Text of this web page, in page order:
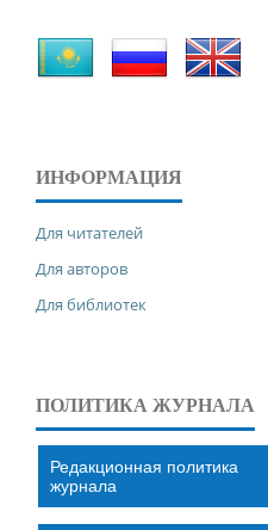
ИНФОРМАЦИЯ
Для читателей
Для авторов
Для библиотек
ПОЛИТИКА ЖУРНАЛА
Редакционная политика
журнала